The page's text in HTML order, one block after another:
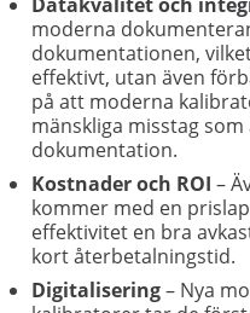
moderna
dokumentationen,
effektivt, utan även
på att moderna
mänskliga misstag
dokumentation.
Kostnader och ROI –
kommer med en
effektivitet en bra
kort återbetalningstid.
Digitalisering– Nya